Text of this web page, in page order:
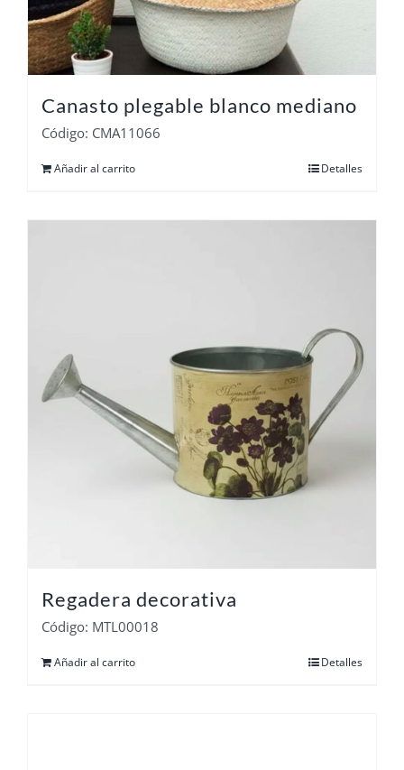
Canasto plegable blanco mediano
Código: CMA11066
Añadir al carrito Detalles
Regadera decorativa
Código: MTL00018
Añadir al carrito Detalles